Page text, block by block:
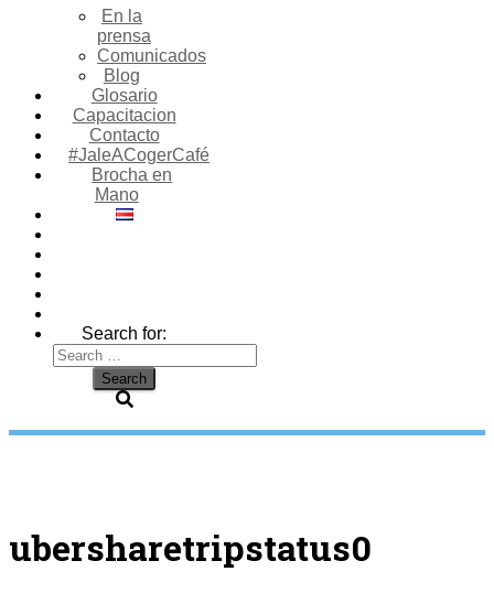
En la
prensa
Comunicados
Blog
Glosario
Capacitacion
Contacto
#JaleACogerCafé
Brocha en
Mano
Search for:
ubersharetripstatus0